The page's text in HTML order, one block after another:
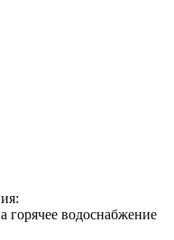
горячее водоснабжение